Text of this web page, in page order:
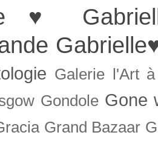
♥
Galerie l'Art
Gondole Gone
Grand Bazaar